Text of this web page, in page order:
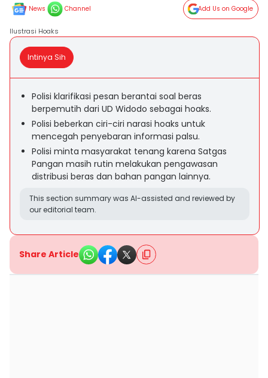
News Channel Add Us on Google
Ilustrasi Hoaks
Intinya Sih
Polisi klarifikasi pesan berantai soal beras
berpemutih dari UD Widodo sebagai hoaks.
Polisi beberkan ciri-ciri narasi hoaks untuk
mencegah penyebaran informasi palsu.
Polisi minta masyarakat tenang karena Satgas
Pangan masih rutin melakukan pengawasan
distribusi beras dan bahan pangan lainnya.
This section summary was AI-assisted and reviewed by
our editorial team.
Share Article